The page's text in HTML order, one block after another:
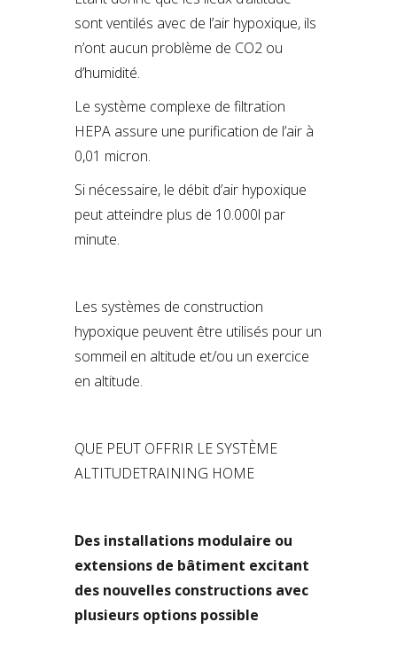
sont ventilés avec de l’air hypoxique, ils
n’ont aucun problème de CO2 ou
d’humidité.
Le système complexe de filtration
HEPA assure une purification de l’air à
0,01 micron.
Si nécessaire, le débit d’air hypoxique
peut atteindre plus de 10.000l par
minute.
Les systèmes de construction
hypoxique peuvent être utilisés pour un
sommeil en altitude et/ou un exercice
en altitude.
QUE PEUT OFFRIR LE SYSTÈME
ALTITUDETRAINING HOME
Des installations modulaire ou
extensions de bâtiment excitant
des nouvelles constructions avec
plusieurs options possible